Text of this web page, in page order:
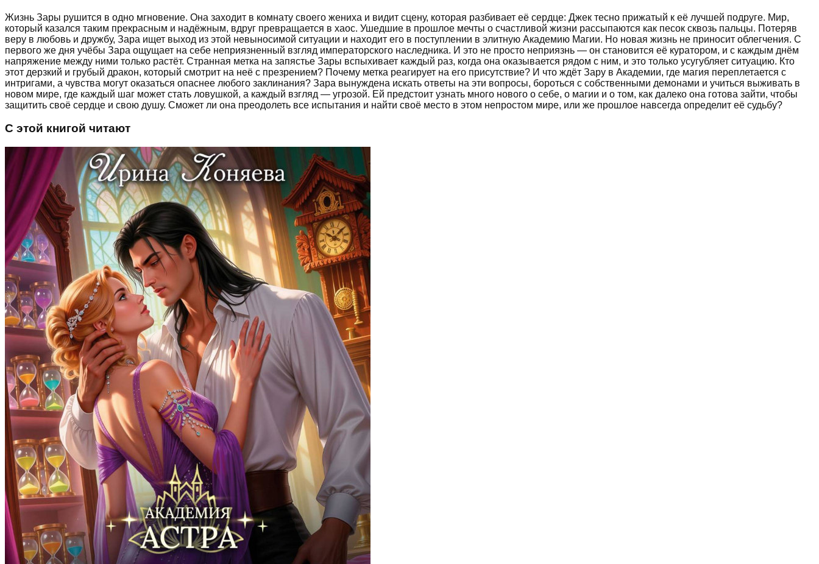
Жизнь Зары рушится в одно мгновение. Она заходит в комнату своего жениха и видит сцену, которая разбивает её сердце: Джек тесно прижатый к её лучшей подруге. Мир,
который казался таким прекрасным и надёжным, вдруг превращается в хаос. Ушедшие в прошлое мечты о счастливой жизни рассыпаются как песок сквозь пальцы. Потеряв
веру в любовь и дружбу, Зара ищет выход из этой невыносимой ситуации и находит его в поступлении в элитную Академию Магии. Но новая жизнь не приносит облегчения. С
первого же дня учёбы Зара ощущает на себе неприязненный взгляд императорского наследника. И это не просто неприязнь — он становится её куратором, и с каждым днём
напряжение между ними только растёт. Странная метка на запястье Зары вспыхивает каждый раз, когда она оказывается рядом с ним, и это только усугубляет ситуацию. Кто
этот дерзкий и грубый дракон, который смотрит на неё с презрением? Почему метка реагирует на его присутствие? И что ждёт Зару в Академии, где магия переплетается с
интригами, а чувства могут оказаться опаснее любого заклинания? Зара вынуждена искать ответы на эти вопросы, бороться с собственными демонами и учиться выживать в
новом мире, где каждый шаг может стать ловушкой, а каждый взгляд — угрозой. Ей предстоит узнать много нового о себе, о магии и о том, как далеко она готова зайти, чтобы
защитить своё сердце и свою душу. Сможет ли она преодолеть все испытания и найти своё место в этом непростом мире, или же прошлое навсегда определит её судьбу?
С этой книгой читают